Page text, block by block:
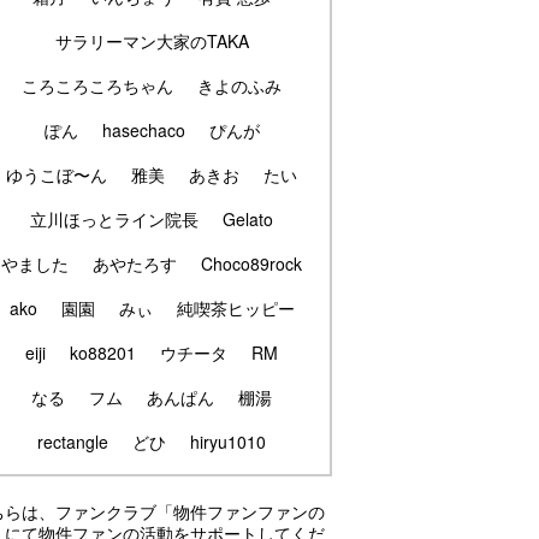
サラリーマン大家のTAKA
ころころころちゃん
きよのふみ
ぽん
hasechaco
ぴんが
ゆうこぼ〜ん
雅美 あきお
たい
立川ほっとライン院長
Gelato
やました
あやたろす
Choco89rock
ako
園園 みぃ
純喫茶ヒッピー
eiji
ko88201 ウチータ
RM
なる
フム あんぱん
棚湯
rectangle
どひ hiryu1010
らは、ファンクラブ「物件ファンファンの
にて物件ファンの活動をサポートしてくだ